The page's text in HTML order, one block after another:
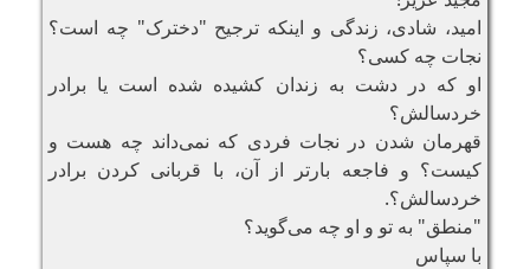
امید، شادی، زندگی و اینکه ترجیح "دخترک" چه است؟
نجات چه کسی؟
او که در دشت به زندان کشیده شده است یا برادر
خردسالش؟
قهرمان شدن در نجات فردی که نمی‌داند چه هست و
کیست؟ و فاجعه بارتر از آن، با قربانی کردن برادر
خردسالش؟.
"منطق" به تو و او چه می‌گوید؟
با سپاس